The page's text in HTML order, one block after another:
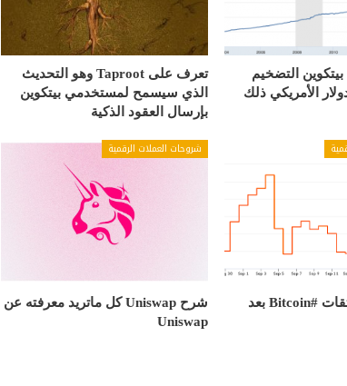
التضخيم
الأمريكي ذلك
تعرف على Taproot وهو التحديث
الذي سيسمح لمستخدمي بيتكوين
بإرسال العقود الذكية
كيف تعمل مشتقات #Bitcoin بعد
شروحات العملات الرقمية
شرح Uniswap كل ماتريد معرفته عن
Uniswap